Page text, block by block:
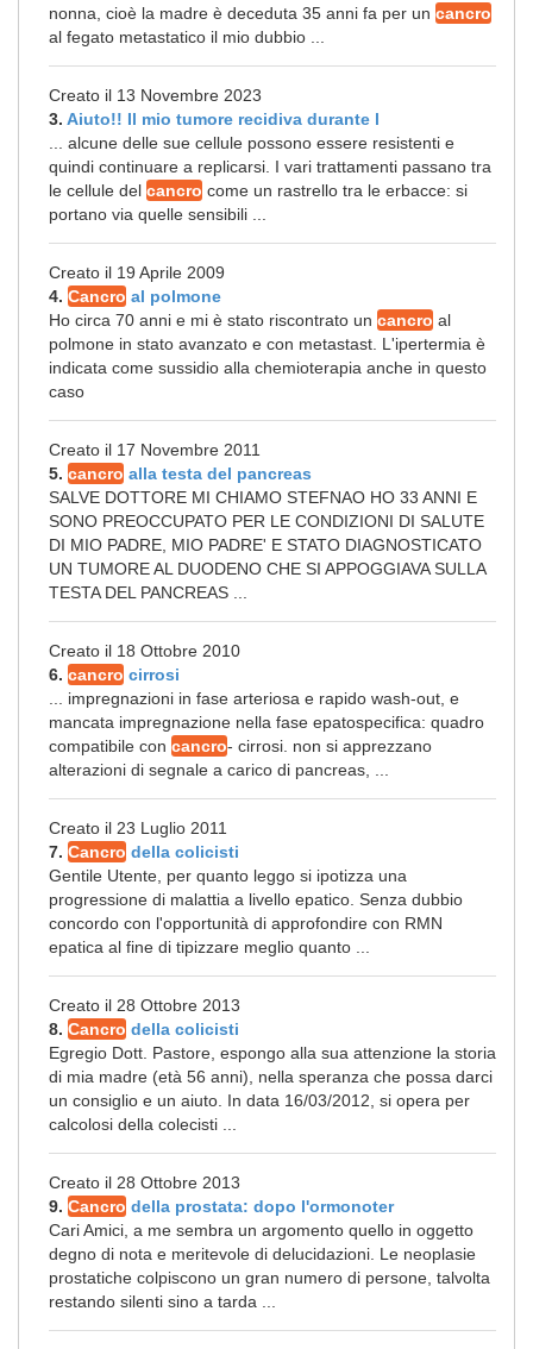
nonna, cioè la madre è deceduta 35 anni fa per un cancro
al fegato metastatico il mio dubbio ...
Creato il 13 Novembre 2023
3. Aiuto!! Il mio tumore recidiva durante l
... alcune delle sue cellule possono essere resistenti e
quindi continuare a replicarsi. I vari trattamenti passano tra
le cellule del cancro come un rastrello tra le erbacce: si
portano via quelle sensibili ...
Creato il 19 Aprile 2009
4. Cancro al polmone
Ho circa 70 anni e mi è stato riscontrato un cancro al
polmone in stato avanzato e con metastast. L'ipertermia è
indicata come sussidio alla chemioterapia anche in questo
caso
Creato il 17 Novembre 2011
5. cancro alla testa del pancreas
SALVE DOTTORE MI CHIAMO STEFNAO HO 33 ANNI E
SONO PREOCCUPATO PER LE CONDIZIONI DI SALUTE
DI MIO PADRE, MIO PADRE' E STATO DIAGNOSTICATO
UN TUMORE AL DUODENO CHE SI APPOGGIAVA SULLA
TESTA DEL PANCREAS ...
Creato il 18 Ottobre 2010
6. cancro cirrosi
... impregnazioni in fase arteriosa e rapido wash-out, e
mancata impregnazione nella fase epatospecifica: quadro
compatibile con cancro- cirrosi. non si apprezzano
alterazioni di segnale a carico di pancreas, ...
Creato il 23 Luglio 2011
7. Cancro della colicisti
Gentile Utente, per quanto leggo si ipotizza una
progressione di malattia a livello epatico. Senza dubbio
concordo con l'opportunità di approfondire con RMN
epatica al fine di tipizzare meglio quanto ...
Creato il 28 Ottobre 2013
8. Cancro della colicisti
Egregio Dott. Pastore, espongo alla sua attenzione la storia
di mia madre (età 56 anni), nella speranza che possa darci
un consiglio e un aiuto. In data 16/03/2012, si opera per
calcolosi della colecisti ...
Creato il 28 Ottobre 2013
9. Cancro della prostata: dopo l'ormonoter
Cari Amici, a me sembra un argomento quello in oggetto
degno di nota e meritevole di delucidazioni. Le neoplasie
prostatiche colpiscono un gran numero di persone, talvolta
restando silenti sino a tarda ...